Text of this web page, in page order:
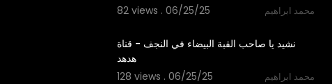
82 views . 06/25/25
محمد ابراهيم
نشيد يا صاحب القبة البيضاء في النجف - قناة
هدهد
128 views . 06/25/25
محمد ابراهيم